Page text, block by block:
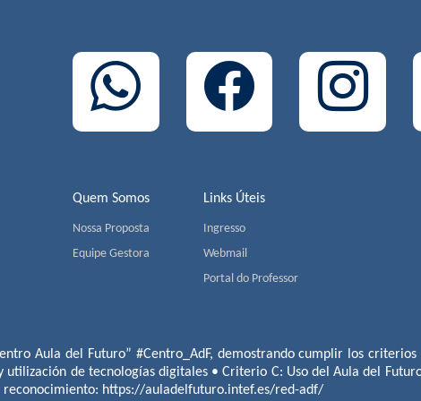
Quem Somos
Nossa Proposta
Equipe Gestora
Links Úteis
Ingresso
Webmail
Portal do Professor
Aula del Futuro” #Centro_AdF, demostrando cumplir los
de tecnologías digitales • Criterio C: Uso del Aula del
https://auladelfuturo.intef.es/red-adf/